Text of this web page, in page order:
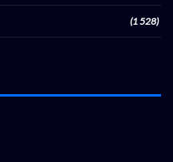
(1 528)